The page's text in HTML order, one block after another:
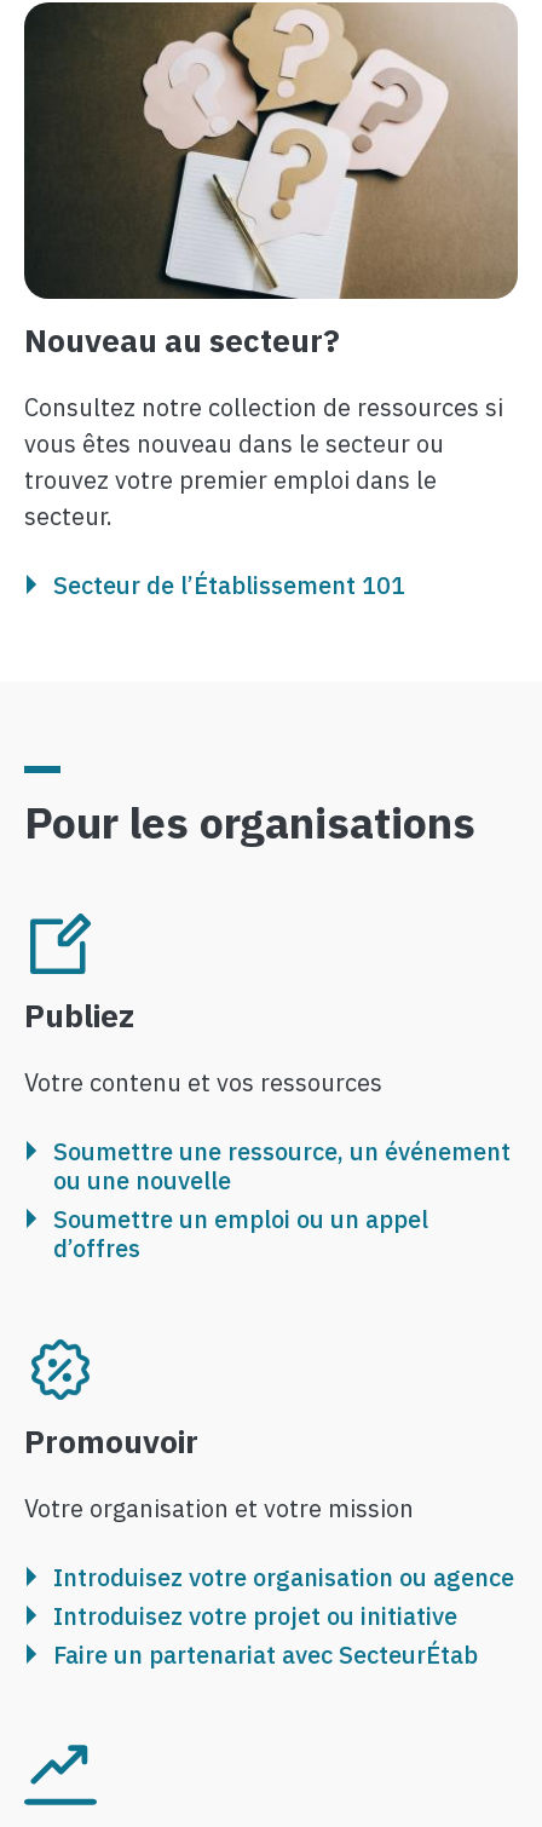
Image
Nouveau au secteur?
Consultez notre collection de ressources si
vous êtes nouveau dans le secteur ou
trouvez votre premier emploi dans le
secteur.
Secteur de l’Établissement 101
Pour les organisations
Image
Publiez
Votre contenu et vos ressources
Soumettre une ressource, un événement
ou une nouvelle
Soumettre un emploi ou un appel
d’offres
Image
Promouvoir
Votre organisation et votre mission
Introduisez votre organisation ou agence
Introduisez votre projet ou initiative
Faire un partenariat avec SecteurÉtab
Image